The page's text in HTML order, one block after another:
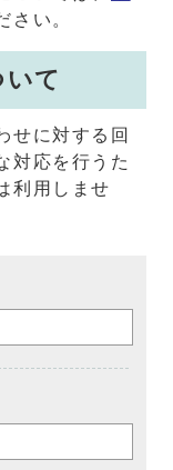
さい。
て
せに対する回
対応を行うた
利用しませ